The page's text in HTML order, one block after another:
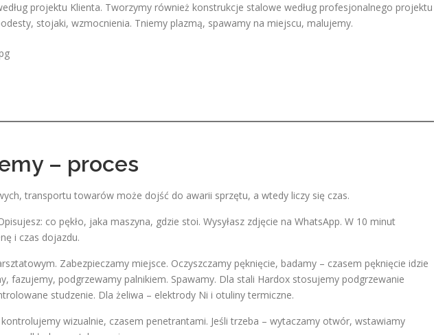
projektu Klienta. Tworzymy również konstrukcje stalowe według profesjonalnego projektu
stojaki, wzmocnienia. Tniemy plazmą, spawamy na miejscu, malujemy.
– proces
transportu towarów może dojść do awarii sprzętu, a wtedy liczy się czas.
co pękło, jaka maszyna, gdzie stoi. Wysyłasz zdjęcie na WhatsApp. W 10 minut
i czas dojazdu.
Zabezpieczamy miejsce. Oczyszczamy pęknięcie, badamy – czasem pęknięcie idzie
fazujemy, podgrzewamy palnikiem. Spawamy. Dla stali Hardox stosujemy podgrzewanie
studzenie. Dla żeliwa – elektrody Ni i otuliny termiczne.
wizualnie, czasem penetrantami. Jeśli trzeba – wytaczamy otwór, wstawiamy